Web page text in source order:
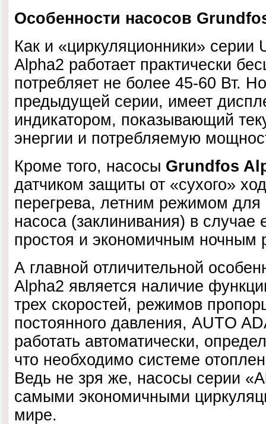
Особенности насосов
Как и «циркуляционники» серии
Alpha2 работает практически
потребляет не более 45-60 Вт.
предыдущей серии, имеет
индикатором, показывающий
энергии и потребляемую
Кроме того, насосы Grundfos
датчиком защиты от «сухого»
перегрева, летним режимом для
насоса (заклинивания) в случае
простоя и экономичным ночным
А главной отличительной
Alpha2 является наличие
трех скоростей, режимов
постоянного давления, AUTO
работать автоматически,
что необходимо системе
Ведь не зря же, насосы серии
самыми экономичными
мире.